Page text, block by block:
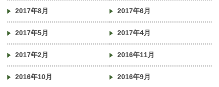
2017年8月 2017年6月
2017年5月 2017年4月
2017年2月 2016年11月
2016年10月 2016年9月